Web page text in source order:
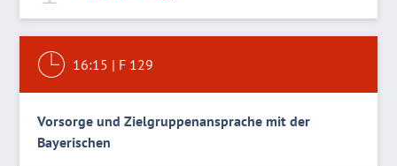
16:15 | F 129
Vorsorge und Zielgruppenansprache mit der
Bayerischen